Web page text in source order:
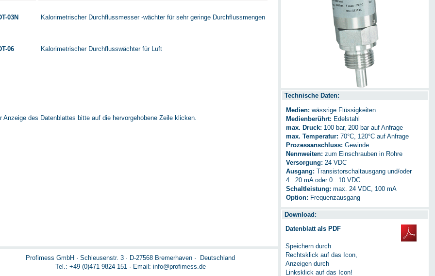
03N Kalorimetrischer Durchflussmesser -wächter für sehr geringe Durchflussmengen
06 Kalorimetrischer Durchflusswächter für Luft
Anzeige des Datenblattes bitte auf die hervorgehobene Zeile klicken.
Profimess GmbH · Schleusenstr. 3 · D-27568 Bremerhaven · Deutschland
Tel.: +49 (0)471 9824 151· Email: info@profimess.de
Technische Daten:
Medien: wässrige Flüssigkeiten
Medienberührt: Edelstahl
max. Druck: 100 bar, 200 bar auf Anfrage
max. Temperatur: 70°C, 120°C auf Anfrage
Prozessanschluss: Gewinde
Nennweiten: zum Einschrauben in Rohre
Versorgung: 24 VDC
Ausgang: Transistorschaltausgang und/oder
4...20 mA oder 0...10 VDC
Schaltleistung: max. 24 VDC, 100 mA
Option: Frequenzausgang
Download:
Datenblatt als PDF
Speichern durch
Rechtsklick auf das Icon,
Anzeigen durch
Linksklick auf das Icon!